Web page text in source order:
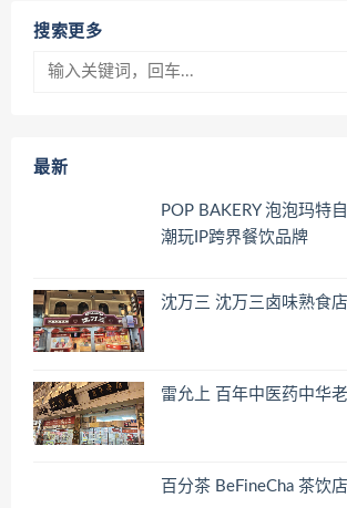
搜索更多
最新
POP BAKERY 泡泡玛特
潮玩IP跨界餐饮品牌
沈万三 沈万三卤味熟食
雷允上 百年中医药中华
百分茶 BeFineCha 茶饮店